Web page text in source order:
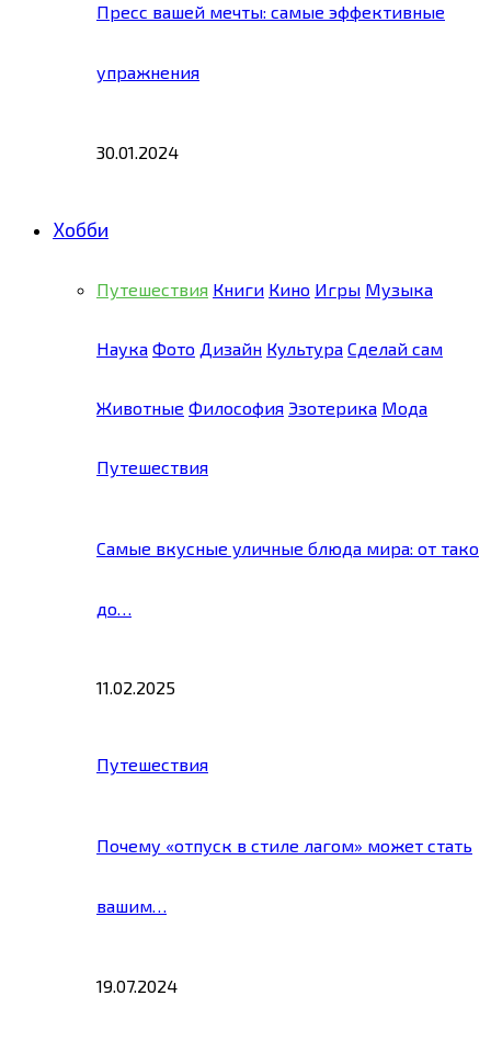
Пресс вашей мечты: самые эффективные
упражнения
30.01.2024
Хобби
Путешествия Книги Кино Игры Музыка
Наука Фото Дизайн Культура Сделай сам
Животные Философия Эзотерика Мода
Путешествия
Самые вкусные уличные блюда мира: от тако
до…
11.02.2025
Путешествия
Почему «отпуск в стиле лагом» может стать
вашим…
19.07.2024